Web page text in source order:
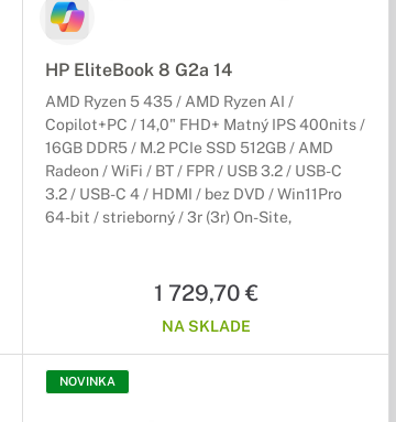
HP EliteBook 8 G2a 14
AMD Ryzen 5 435 / AMD Ryzen AI /
Copilot+PC / 14,0" FHD+ Matný IPS 400nits /
16GB DDR5 / M.2 PCIe SSD 512GB / AMD
Radeon / WiFi / BT / FPR / USB 3.2 / USB-C
3.2 / USB-C 4 / HDMI / bez DVD / Win11Pro
64-bit / strieborný / 3r (3r) On-Site,
1 729,70 €
NA SKLADE
NOVINKA